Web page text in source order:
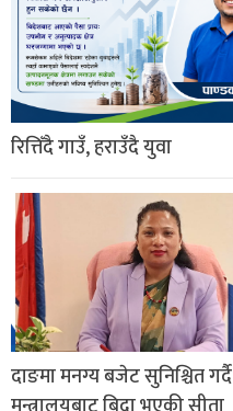
रित्तिँदै गाउँ, हराउँदै युवा
दाङमा मनग्य बजेट सुनिश्चित गर्दै